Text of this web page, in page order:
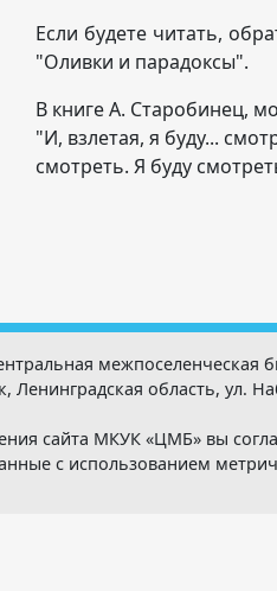
Если будете читать,
"Оливки и парадоксы".
В книге А. Старобинец,
"И, взлетая, я буду...
смотреть. Я буду
межпоселенческая
Ленинградская область, ул.
сайта МКУК «ЦМБ» вы
с использованием